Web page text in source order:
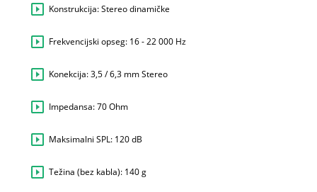
Konstrukcija: Stereo dinamičke
Frekvencijski opseg: 16 - 22 000 Hz
Konekcija: 3,5 / 6,3 mm Stereo
Impedansa: 70 Ohm
Maksimalni SPL: 120 dB
Težina (bez kabla): 140 g